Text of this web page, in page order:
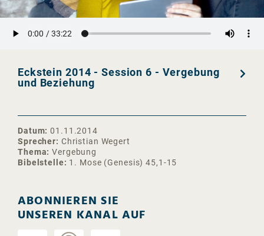
Eckstein 2014 - Session 6 - Vergebung
und Beziehung
Datum 01.11.2014
Sprecher
Christian Wegert
Thema
Vergebung
Bibelstelle
1. Mose (Genesis) 45,1-15
ABONNIEREN SIE
UNSEREN KANAL AUF